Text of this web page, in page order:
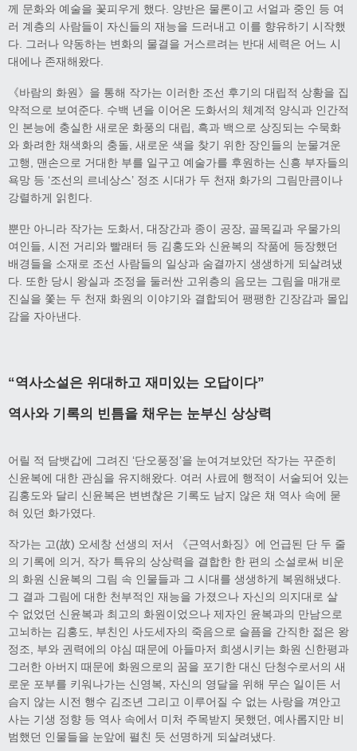
께 문화와 예술을 꽃피우게 했다. 양반은 물론이고 서얼과 중인 등 여
러 계층의 사람들이 자신들의 재능을 드러내고 이를 향유하기 시작했
다. 그러나 약동하는 변화의 물결을 거스르려는 반대 세력은 어느 시
대에나 존재해왔다.
《바람의 화원》을 통해 작가는 이러한 조선 후기의 대립적 상황을 집
약적으로 보여준다. 수백 년을 이어온 도화서의 체계적 양식과 인간적
인 본능에 충실한 새로운 화풍의 대립, 흑과 백으로 상징되는 수묵화
와 화려한 채색화의 충돌, 새로운 색을 찾기 위한 장인들의 눈물겨운
고행, 맨손으로 거대한 부를 일구고 예술가를 후원하는 신흥 부자들의
욕망 등 ‘조선의 르네상스’ 정조 시대가 두 천재 화가의 그림만큼이나
강렬하게 읽힌다.
뿐만 아니라 작가는 도화서, 대장간과 종이 공장, 골목길과 우물가의
여인들, 시전 거리와 빨래터 등 김홍도와 신윤복의 작품에 등장했던
배경들을 소재로 조선 사람들의 일상과 숨결까지 생생하게 되살려냈
다. 또한 당시 왕실과 조정을 둘러싼 고위층의 음모는 그림을 매개로
진실을 쫓는 두 천재 화원의 이야기와 결합되어 팽팽한 긴장감과 몰입
감을 자아낸다.
“역사소설은 위대하고 재미있는 오답이다”
역사와 기록의 빈틈을 채우는 눈부신 상상력
어릴 적 담뱃갑에 그려진 ‘단오풍정’을 눈여겨보았던 작가는 꾸준히
신윤복에 대한 관심을 유지해왔다. 여러 사료에 행적이 서술되어 있는
김홍도와 달리 신윤복은 변변찮은 기록도 남지 않은 채 역사 속에 묻
혀 있던 화가였다.
작가는 고(故) 오세창 선생의 저서 《근역서화징》에 언급된 단 두 줄
의 기록에 의거, 작가 특유의 상상력을 결합한 한 편의 소설로써 비운
의 화원 신윤복의 그림 속 인물들과 그 시대를 생생하게 복원해냈다.
그 결과 그림에 대한 천부적인 재능을 가졌으나 자신의 의지대로 살
수 없었던 신윤복과 최고의 화원이었으나 제자인 윤복과의 만남으로
고뇌하는 김홍도, 부친인 사도세자의 죽음으로 슬픔을 간직한 젊은 왕
정조, 부와 권력에의 야심 때문에 아들마저 희생시키는 화원 신한평과
그러한 아버지 때문에 화원으로의 꿈을 포기한 대신 단청수로서의 새
로운 포부를 키워나가는 신영복, 자신의 영달을 위해 무슨 일이든 서
슴지 않는 시전 행수 김조년 그리고 이루어질 수 없는 사랑을 껴안고
사는 기생 정향 등 역사 속에서 미처 주목받지 못했던, 예사롭지만 비
범했던 인물들을 눈앞에 펼친 듯 선명하게 되살려냈다.